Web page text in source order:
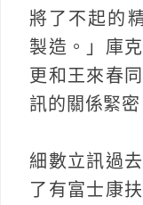
將了不起的
製造。」庫
更和王來春
訊的關係緊密
細數立訊過
了有富士康